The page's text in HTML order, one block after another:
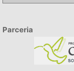
Parceria